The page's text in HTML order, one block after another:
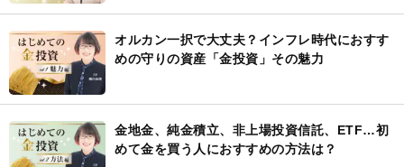
オルカン一択で大丈夫？インフレ時代におすす
めの守りの資産「金投資」その魅力
金地金、純金積立、非上場投資信託、ETF…初
めて金を買う人におすすめの方法は？